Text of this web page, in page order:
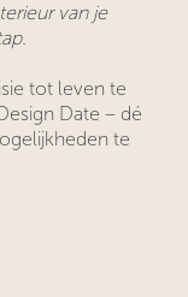
van je
tot leven te
Date – dé
te